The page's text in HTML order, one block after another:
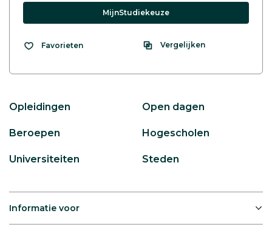
MijnStudiekeuze
Favorieten Vergelijken
Opleidingen Open dagen
Beroepen Hogescholen
Universiteiten Steden
Informatie voor